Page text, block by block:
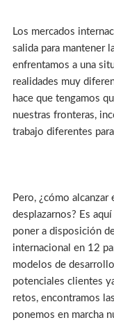
Los mercados
salida para mantener
enfrentamos a una
realidades muy
hace que tengamos
nuestras fronteras,
trabajo diferentes
Pero, ¿cómo
desplazarnos? Es
poner a disposición
internacional en 12
modelos de
potenciales clientes
retos, encontramos
ponemos en marcha